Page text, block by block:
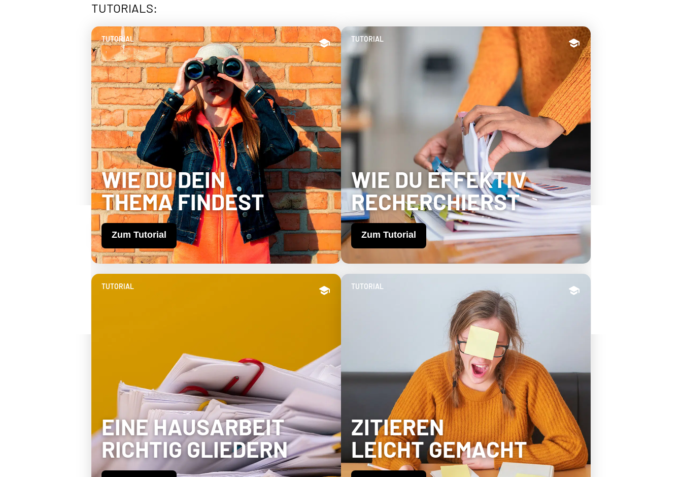
TUTORIALS:
TUTORIAL
WIE DU DEIN
THEMA FINDEST
Zum Tutorial
TUTORIAL
WIE DU EFFEKTIV
RECHERCHIERST
Zum Tutorial
TUTORIAL
EINE HAUSARBEIT
RICHTIG GLIEDERN
TUTORIAL
ZITIEREN
LEICHT GEMACHT